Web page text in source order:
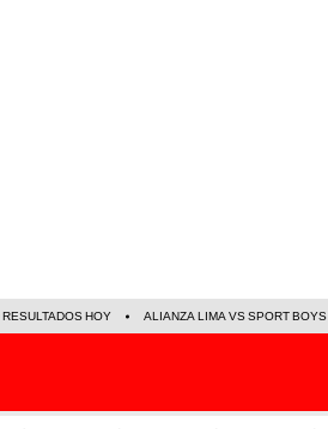
HOY ALIANZA LIMA VS SPORT BOYS